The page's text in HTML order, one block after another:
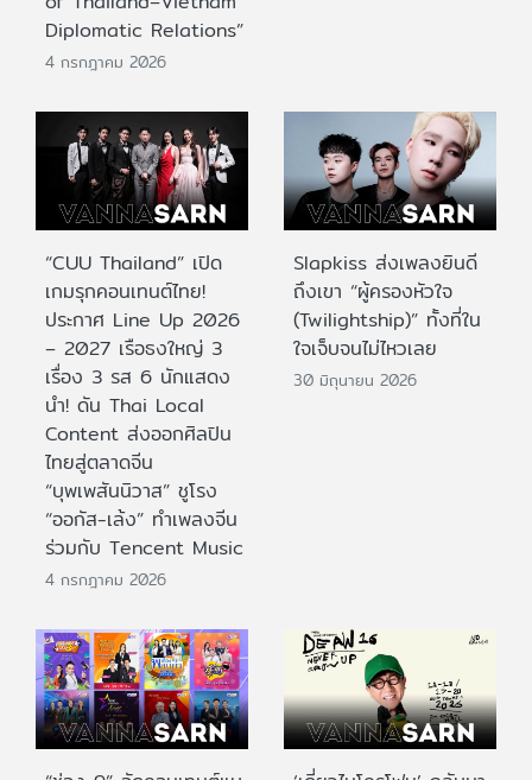
Diplomatic Relations”
4 กรกฎาคม 2026
“CUU Thailand” เปิด
เกมรุกคอนเทนต์ไทย!
ประกาศ Line Up 2026
– 2027 เรือธงใหญ่ 3
เรื่อง 3 รส 6 นักแสดง
นำ! ดัน Thai Local
Content ส่งออกศิลปิน
ไทยสู่ตลาดจีน
“บุพเพสันนิวาส” ชูโรง
“ออกัส-เล้ง” ทำเพลงจีน
ร่วมกับ Tencent Music
4 กรกฎาคม 2026
Slapkiss ส่งเพลงยินดี
ถึงเขา “ผู้ครองหัวใจ
(Twilightship)” ทั้งที่ใน
ใจเจ็บจนไม่ไหวเลย
30 มิถุนายน 2026